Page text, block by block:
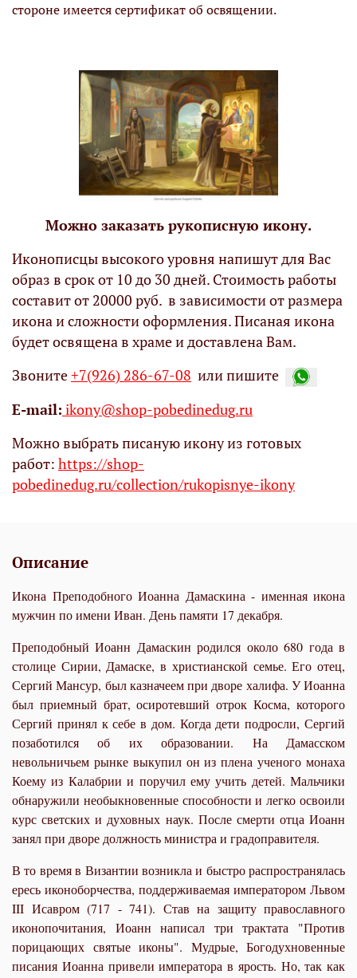
стороне имеется сертификат об освящении.
Можно заказать рукописную икону.
Иконописцы высокого уровня напишут для Вас
образ в срок от 10 до 30 дней. Стоимость работы
составит от 20000 руб. в зависимости от размера
икона и сложности оформления. Писаная икона
будет освящена в храме и доставлена Вам.
Звоните+7(926) 286-67-08 или пишите
Е-mail: ikony@shop-pobedinedug.ru
Можно выбрать писаную икону из готовых
работ: https://shop-
pobedinedug.ru/collection/rukopisnye-ikony
Описание
Икона Преподобного Иоанна Дамаскина - именная икона
мужчин по имени Иван. День памяти 17 декабря.
Преподобный Иоанн Дамаскин родился около 680 года в
столице Сирии, Дамаске, в христианской семье. Его отец,
Сергий Мансур, был казначеем при дворе халифа. У Иоанна
был приемный брат, осиротевший отрок Косма, которого
Сергий принял к себе в дом. Когда дети подросли, Сергий
позаботился об их образовании. На Дамасском
невольничьем рынке выкупил он из плена ученого монаха
Коему из Калабрии и поручил ему учить детей. Мальчики
обнаружили необыкновенные способности и легко освоили
курс светских и духовных наук. После смерти отца Иоанн
занял при дворе должность министра и градоправителя.
В то время в Византии возникла и быстро распространялась
ересь иконоборчества, поддерживаемая императором Львом
III Исавром (717 - 741). Став на защиту православного
иконопочитания, Иоанн написал три трактата "Против
порицающих святые иконы". Мудрые, Богодухновенные
писания Иоанна привели императора в ярость. Но, так как